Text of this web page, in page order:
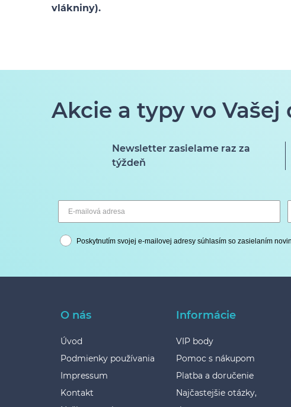
vlákniny).
Akcie a typy vo
Newsletter zasielame raz za
týždeň
Poskytnutím svojej e-mailovej adresy súhlasím so zasielaním
O nás
Úvod
Podmienky používania
Impressum
Kontakt
Informácie
VIP body
Pomoc s nákupom
Platba a doručenie
Najčastejšie otázky,